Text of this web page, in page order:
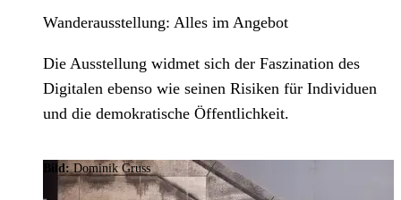
Wanderausstellung: Alles im Angebot
Die Ausstellung widmet sich der Faszination des
Digitalen ebenso wie seinen Risiken für Individuen
und die demokratische Öffentlichkeit.
Bild:Dominik Gruss